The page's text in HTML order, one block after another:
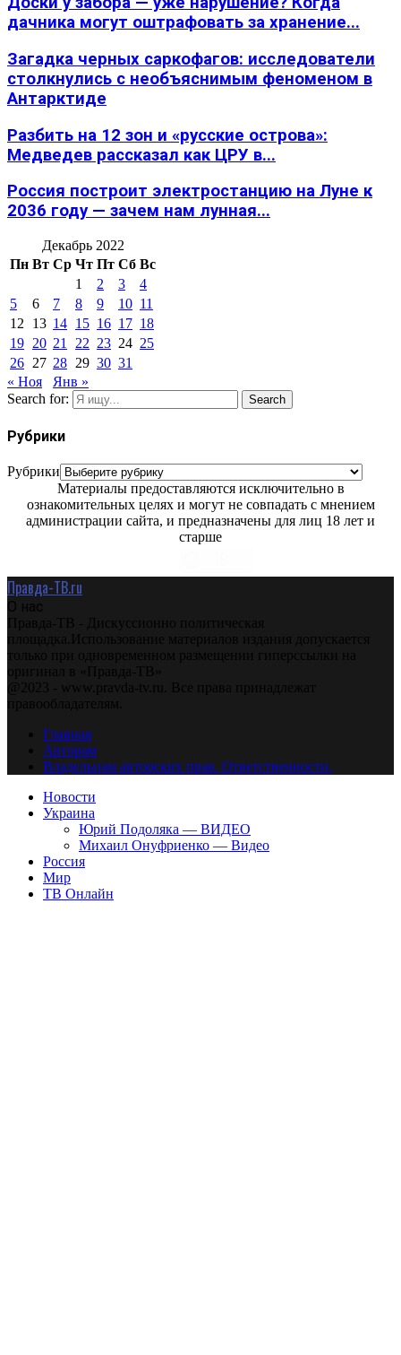
дачника могут оштрафовать за хранение...
Загадка черных саркофагов: исследователи
столкнулись с необъяснимым феноменом в
Антарктиде
Разбить на 12 зон и «русские острова»:
Медведев рассказал как ЦРУ в...
Россия построит электростанцию на Луне к
2036 году — зачем нам лунная...
Декабрь 2022
Пн Вт Ср Чт Пт Сб Вс
1
2 3
4
5
6 7 8 9 10 11
12
13 14 15 16 17 18
19 20 21 22 23 24 25
26 27 28 29 30 31
« Ноя
Янв »
Search for:
Search
Рубрики
Рубрики
Материалы предоставляются исключительно в
ознакомительных целях и могут не совпадать с мнением
администрации сайта, и предназначены для лиц 18 лет и
старше
Правда-ТВ.ru
О нас
Правда-ТВ - Дискуссионно политическая
площадка.Использование материалов издания допускается
только при одновременном размещении гиперссылки на
оригинал в «Правда-ТВ»
@2023 - www.pravda-tv.ru. Все права принадлежат
правообладателям.
Главная
Авторам
Владельцам авторских прав. Ответственности.
Новости
Украина
Юрий Подоляка — ВИДЕО
Михаил Онуфриенко — Видео
Россия
Мир
ТВ Онлайн